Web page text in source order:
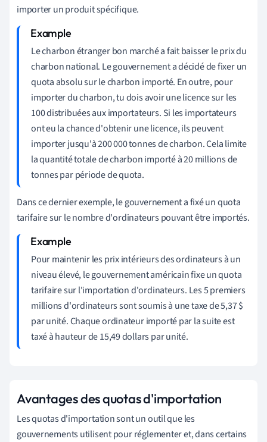
importer un produit spécifique.
Le charbon étranger bon marché a fait baisser le prix du
charbon national. Le gouvernement a décidé de fixer un
quota absolu sur le charbon importé. En outre, pour
importer du charbon, tu dois avoir une licence sur les
100 distribuées aux importateurs. Si les importateurs
ont eu la chance d'obtenir une licence, ils peuvent
importer jusqu'à 200 000 tonnes de charbon. Cela limite
la quantité totale de charbon importé à 20 millions de
tonnes par période de quota.
Dans ce dernier exemple, le gouvernement a fixé un quota
tarifaire sur le nombre d'ordinateurs pouvant être importés.
Pour maintenir les prix intérieurs des ordinateurs à un
niveau élevé, le gouvernement américain fixe un quota
tarifaire sur l'importation d'ordinateurs. Les 5 premiers
millions d'ordinateurs sont soumis à une taxe de 5,37 $
par unité. Chaque ordinateur importé par la suite est
taxé à hauteur de 15,49 dollars par unité.
Avantages des quotas d'importation
Les quotas d'importation sont un outil que les
gouvernements utilisent pour réglementer et, dans certains